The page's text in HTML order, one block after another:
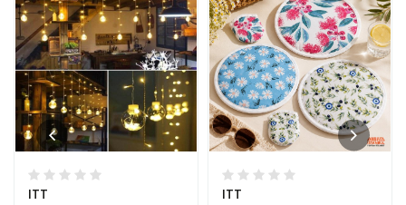
ITT ITT